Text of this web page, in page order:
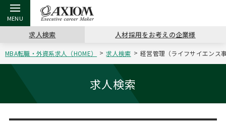
戻る
アクシアムの特長
戻る
コンサ
サービス案内
戻る
キャリ
戻る
キャリア支援 TOP
キャリアデザイン講座
（最新求人市場動向）
戻る
MBAの
戻る
日本か
戻る
転職ツール TOP
英文レジュメの書き方
戻る
パワー
戻る
転職コラム TOP
“展”職相談室
戻る
イベント・セミナー TOP
ジョブフェア
戻る
会社概要 TOP
沿革
求人検索 人材採用をお考えの企業様
MBA転職・外資系求人（HOME） 求人検索 経営管理（ライフサイエンス
求人検索